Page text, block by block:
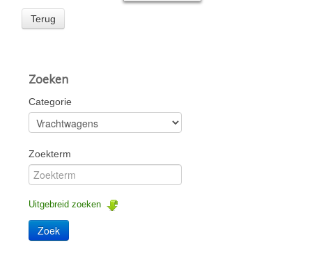
Terug
Zoeken
Categorie
Zoekterm
Uitgebreid zoeken